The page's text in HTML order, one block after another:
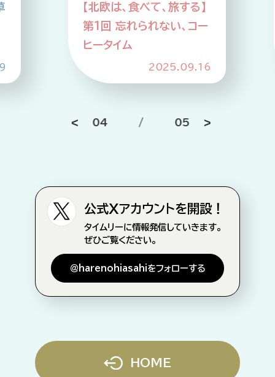
【北欧は、食べて、旅する】
第1回 忘れられない、コー
ヒータイム
2025.09.16
04 / 05
公式Xアカウントを開設！
タイムリーに情報発信していきます。
ぜひご覧ください。
＠harenohiasahiをフォローする
HOME